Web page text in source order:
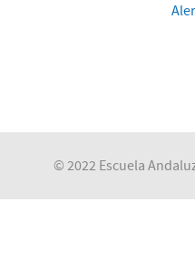
© 2022 Escuela